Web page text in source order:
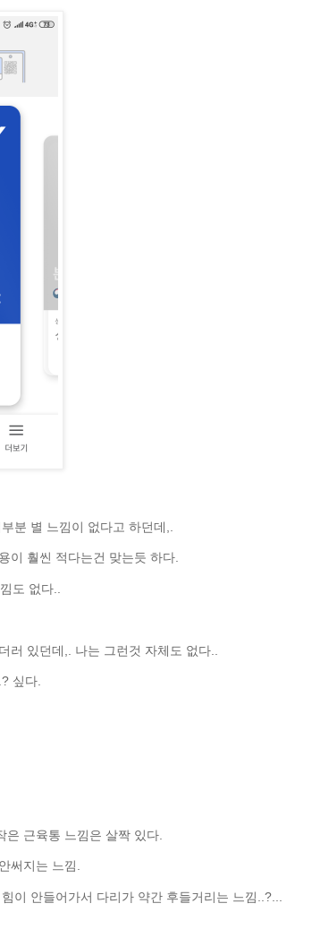
분 별 느낌이 없다고 하던데,.
이 훨씬 적다는건 맞는듯 하다.
도 없다..
러 있던데,. 나는 그런것 자체도 없다..
싶다.
근육통 느낌은 살짝 있다.
써지는 느낌.
이 안들어가서 다리가 약간 후들거리는 느낌..?...